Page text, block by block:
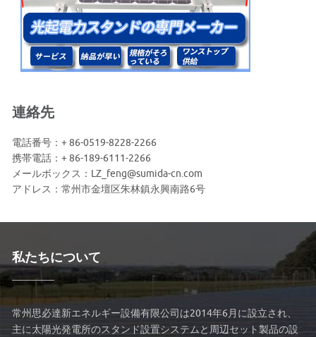
連絡先
電話番号：+ 86-0519-8228-2266
携帯電話：+ 86-189-6111-2266
メールボックス：LZ_feng@sumida-cn.com
アドレス：常州市金壇区朱林鎮永興南路6号
私たちについて
常州思必達新エネルギー設備有限公司は2014年6月に設立され、
主に太陽光発電所のスタンド設置システムと周辺セット製品の設